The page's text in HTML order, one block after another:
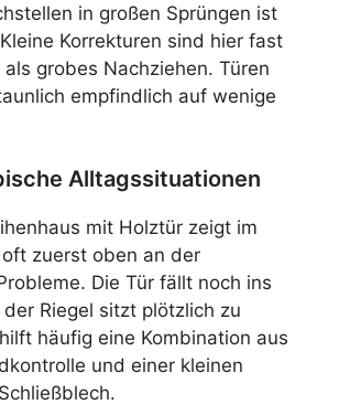
in großen Sprüngen ist
Korrekturen sind hier fast
grobes Nachziehen. Türen
empfindlich auf wenige
Alltagssituationen
mit Holztür zeigt im
zuerst oben an der
Die Tür fällt noch ins
Riegel sitzt plötzlich zu
häufig eine Kombination aus
und einer kleinen